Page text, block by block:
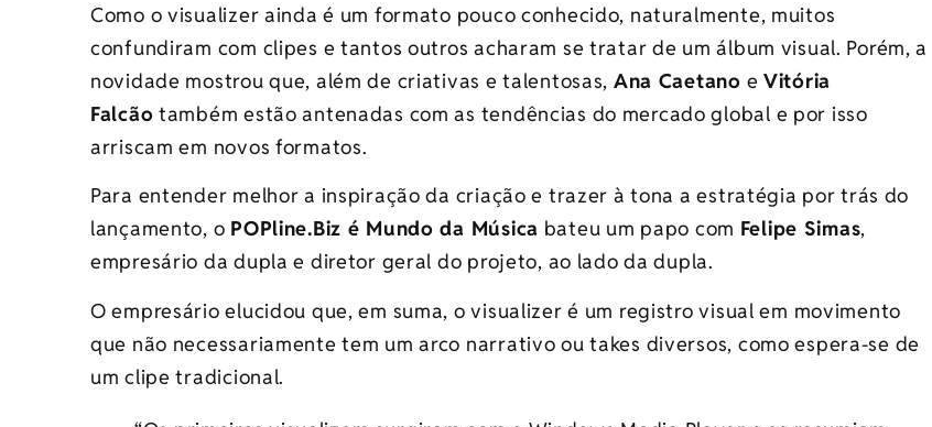
Como o visualizer ainda é um formato pouco conhecido, naturalmente, muitos
confundiram com clipes e tantos outros acharam se tratar de um álbum visual. Porém, a
novidade mostrou que, além de criativas e talentosas, Ana Caetano e Vitória
Falcão também estão antenadas com as tendências do mercado global e por isso
arriscam em novos formatos.
Para entender melhor a inspiração da criação e trazer à tona a estratégia por trás do
lançamento, o POPline.Biz é Mundo da Música bateu um papo com Felipe Simas,
empresário da dupla e diretor geral do projeto, ao lado da dupla.
O empresário elucidou que, em suma, o visualizer é um registro visual em movimento
que não necessariamente tem um arco narrativo ou takes diversos, como espera-se de
um clipe tradicional.